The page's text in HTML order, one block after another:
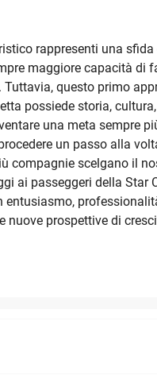
rappresenti una sfida
maggiore capacità di
questo primo
possiede storia,
una meta sempre
un passo alla
compagnie scelgano il
ai passeggeri della Star
nuove prospettive di